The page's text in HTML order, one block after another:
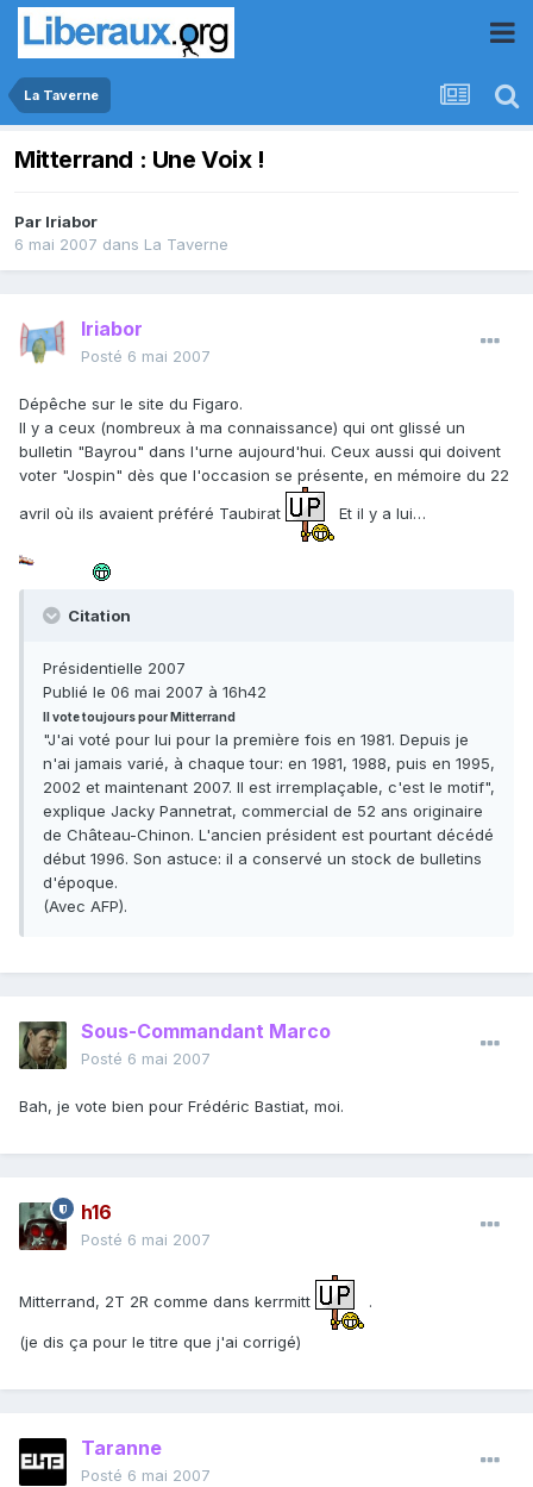
La Taverne
Mitterrand : Une Voix !
Par Iriabor
6 mai 2007 dans La Taverne
Iriabor
Posté 6 mai 2007
Dépêche sur le site du Figaro.
Il y a ceux (nombreux à ma connaissance) qui ont glissé un
bulletin "Bayrou" dans l'urne aujourd'hui. Ceux aussi qui doivent
voter "Jospin" dès que l'occasion se présente, en mémoire du 22
avril où ils avaient préféré Taubirat
Et il y a lui…
Citation
Présidentielle 2007
Publié le 06 mai 2007 à 16h42
Il vote toujours pour Mitterrand
"J'ai voté pour lui pour la première fois en 1981. Depuis je
n'ai jamais varié, à chaque tour: en 1981, 1988, puis en 1995,
2002 et maintenant 2007. Il est irremplaçable, c'est le motif",
explique Jacky Pannetrat, commercial de 52 ans originaire
de Château-Chinon. L'ancien président est pourtant décédé
début 1996. Son astuce: il a conservé un stock de bulletins
d'époque.
(Avec AFP).
Sous-Commandant Marco
Posté 6 mai 2007
Bah, je vote bien pour Frédéric Bastiat, moi.
h16
Posté 6 mai 2007
Mitterrand, 2T 2R comme dans kerrmitt .
(je dis ça pour le titre que j'ai corrigé)
Taranne
Posté 6 mai 2007